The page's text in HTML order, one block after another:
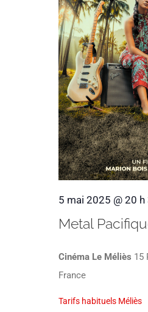
5 mai 2025 @ 20 h
Metal
Cinéma Le Méliès 15
France
Tarifs habituels Méliès